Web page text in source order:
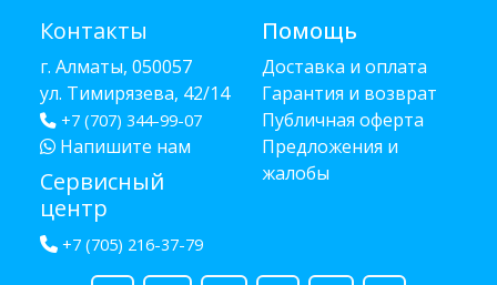
Контакты
г. Алматы, 050057
ул. Тимирязева, 42/14
+7 (707) 344-99-07
Напишите нам
Сервисный
центр
+7 (705) 216-37-79
Помощь
Доставка и оплата
Гарантия и возврат
Публичная оферта
Предложения и
жалобы